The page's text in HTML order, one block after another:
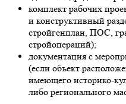
комплект рабочих
и конструктивный
стройгенплан, ПОС,
стройопераций);
документация с
(если объект
имеющего историко-
либо регионального